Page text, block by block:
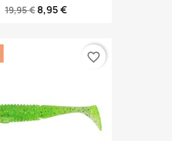
19,95 € 8,95 €
favorite_border